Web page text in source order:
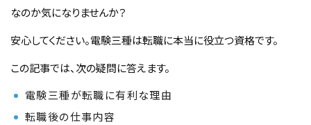
なのか気になりませんか？
安心してください。電験三種は転職に本当に役立つ資格です。
この記事では、次の疑問に答えます。
電験三種が転職に有利な理由
転職後の仕事内容